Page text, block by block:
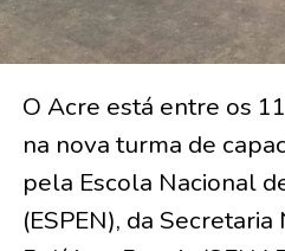
O Acre está entre os
na nova turma de
pela Escola Nacional
(ESPEN), da